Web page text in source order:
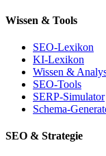
Wissen & Tools
SEO-Lexikon
KI-Lexikon
Wissen &
SEO-Tools
SERP-Simulator
Schema-
SEO & Strategie